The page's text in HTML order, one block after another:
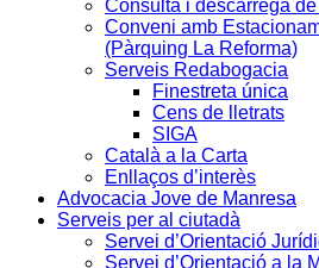
Consulta i descàrrega
Conveni amb
(Pàrquing La Reforma)
Serveis Redabogacia
Finestreta única
Cens de lletrats
SIGA
Català a la Carta
Enllaços d’interès
Advocacia Jove de Manresa
Serveis per al ciutadà
Servei d’Orientació
Servei d’Orientació a la